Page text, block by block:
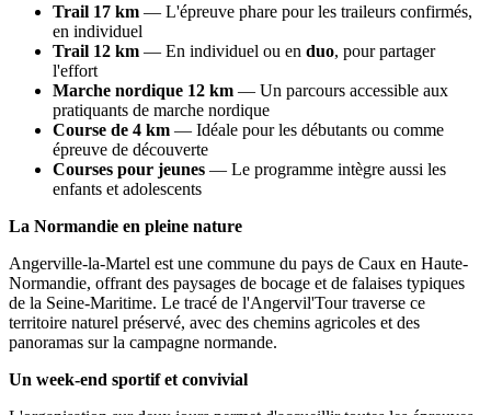
Trail 17 km — L'épreuve phare pour les traileurs confirmés,
en individuel
Trail 12 km — En individuel ou en duo, pour partager
l'effort
Marche nordique 12 km — Un parcours accessible aux
pratiquants de marche nordique
Course de 4 km — Idéale pour les débutants ou comme
épreuve de découverte
Courses pour jeunes — Le programme intègre aussi les
enfants et adolescents
La Normandie en pleine nature
Angerville-la-Martel est une commune du pays de Caux en Haute-
Normandie, offrant des paysages de bocage et de falaises typiques
de la Seine-Maritime. Le tracé de l'Angervil'Tour traverse ce
territoire naturel préservé, avec des chemins agricoles et des
panoramas sur la campagne normande.
Un week-end sportif et convivial